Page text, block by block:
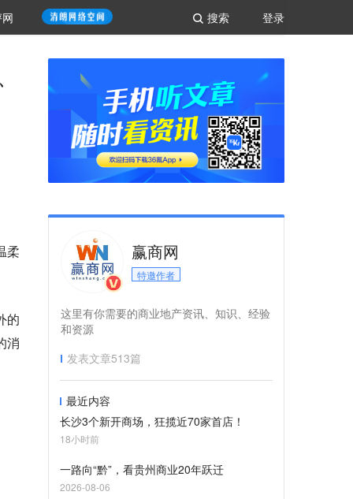
登录
搜索
柔
的
消
赢商网
特邀作者
这里有你需要的商业地产资讯、知识、经验
和资源
发表文章513篇
最近内容
长沙3个新开商场，狂揽近70家首店！
18小时前
一路向“黔”，看贵州商业20年跃迁
2026-08-06